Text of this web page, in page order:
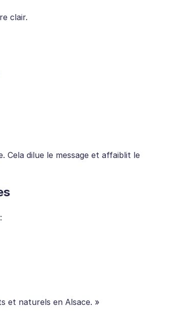
clair.
Cela dilue le message et affaiblit le
et naturels en Alsace. »